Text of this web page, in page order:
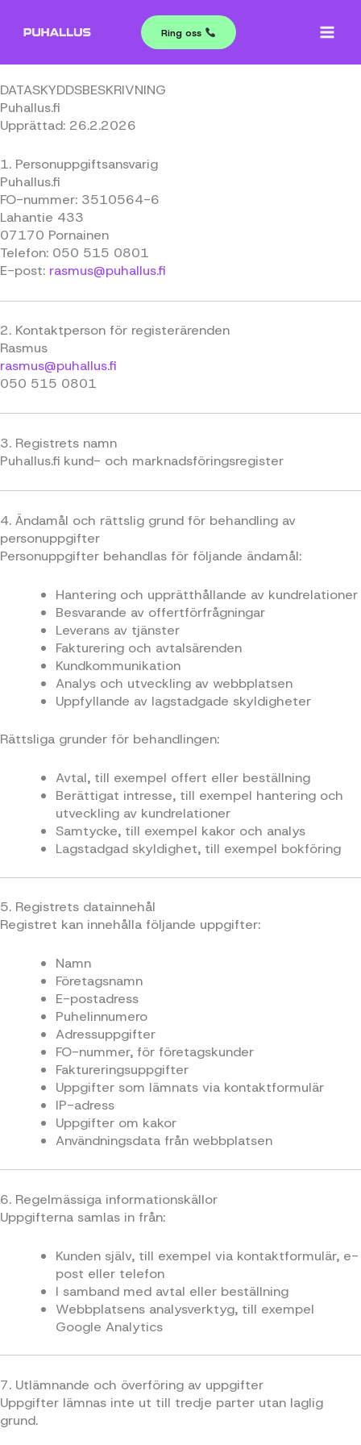
Ring oss
DATASKYDDSBESKRIVNING
Puhallus.fi
Upprättad: 26.2.2026
1. Personuppgiftsansvarig
Puhallus.fi
FO-nummer: 3510564-6
Lahantie 433
07170 Pornainen
Telefon: 050 515 0801
E-post: rasmus@puhallus.fi
2. Kontaktperson för registerärenden
Rasmus
rasmus@puhallus.fi
050 515 0801
3. Registrets namn
Puhallus.fi kund- och marknadsföringsregister
4. Ändamål och rättslig grund för behandling av
personuppgifter
Personuppgifter behandlas för följande ändamål:
Hantering och upprätthållande av kundrelationer
Besvarande av offertförfrågningar
Leverans av tjänster
Fakturering och avtalsärenden
Kundkommunikation
Analys och utveckling av webbplatsen
Uppfyllande av lagstadgade skyldigheter
Rättsliga grunder för behandlingen:
Avtal, till exempel offert eller beställning
Berättigat intresse, till exempel hantering och
utveckling av kundrelationer
Samtycke, till exempel kakor och analys
Lagstadgad skyldighet, till exempel bokföring
5. Registrets datainnehål
Registret kan innehålla följande uppgifter:
Namn
Företagsnamn
E-postadress
Puhelinnumero
Adressuppgifter
FO-nummer, för företagskunder
Faktureringsuppgifter
Uppgifter som lämnats via kontaktformulär
IP-adress
Uppgifter om kakor
Användningsdata från webbplatsen
6. Regelmässiga informationskällor
Uppgifterna samlas in från:
Kunden själv, till exempel via kontaktformulär, e-
post eller telefon
I samband med avtal eller beställning
Webbplatsens analysverktyg, till exempel
Google Analytics
7. Utlämnande och överföring av uppgifter
Uppgifter lämnas inte ut till tredje parter utan laglig
grund.